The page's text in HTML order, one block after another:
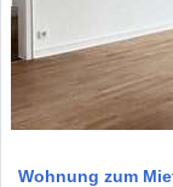
Wohnung zum